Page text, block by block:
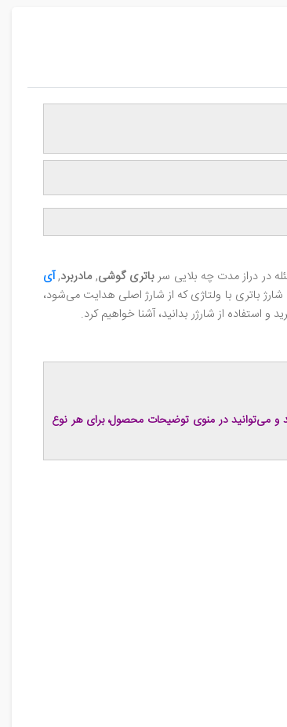
در دراز مدت چه بلایی سرباتری گوشی,مادربرد,آی
باتری با ولتاژی که از شارژ اصلی هدایت می‌شود،
و استفاده از شارژر بدانید، آشنا خواهیم کرد.
و می‌توانید در منوی توضیحات محصول، برای هر نوع